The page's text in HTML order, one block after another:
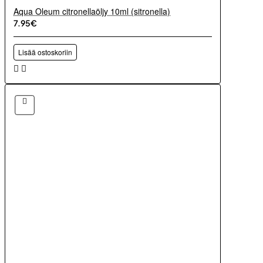
Aqua Oleum citronellaöljy 10ml (sitronella)
7.95€
Lisää ostoskoriin